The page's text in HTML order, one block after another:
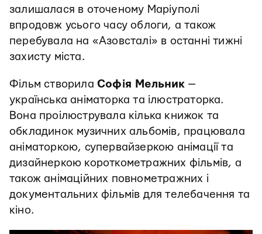
залишалася в оточеному Маріуполі
впродовж усього часу облоги, а також
перебувала на «Азовсталі» в останні тижні
захисту міста.
Фільм створила Софія Мельник —
українська аніматорка та ілюстраторка.
Вона проілюструвала кілька книжок та
обкладинок музичних альбомів, працювала
аніматоркою, супервайзеркою анімації та
дизайнеркою короткометражних фільмів, а
також анімаційних повнометражних і
документальних фільмів для телебачення та
кіно.